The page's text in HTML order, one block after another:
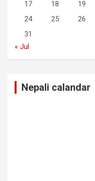
17
18 19
24
25 26
31
« Jul
Nepali calandar